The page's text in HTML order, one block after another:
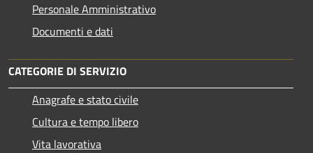
Personale Amministrativo
Documenti e dati
CATEGORIE DI SERVIZIO
Anagrafe e stato civile
Cultura e tempo libero
Vita lavorativa